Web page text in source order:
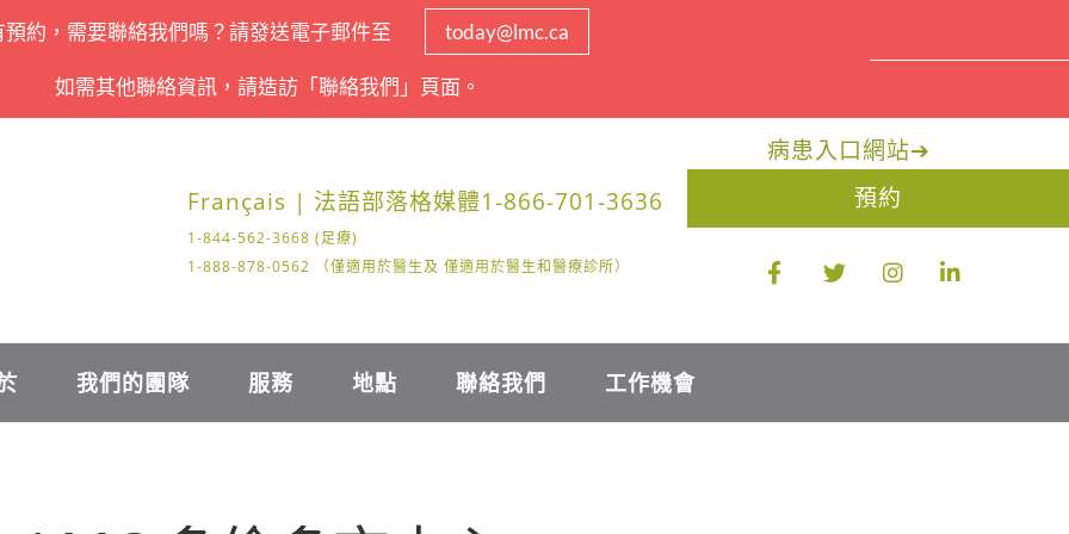
預約，需要聯絡我們嗎？請發送電子郵件至 today@lmc.ca
如需其他聯絡資訊，請造訪「聯絡我們」頁面。
Français | 法語部落格媒體1-866-701-3636
1-844-562-3668 (足療)
1-888-878-0562 （僅適用於醫生及 僅適用於醫生和醫療診所）
病患入口網站➔
預約
我們的團隊 服務 地點 聯絡我們 工作機會